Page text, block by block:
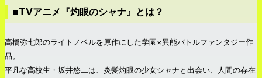
■TVアニメ『灼眼のシャナ』とは？
高橋弥七郎のライトノベルを原作にした学園×異能バトルファンタジー作
品。
平凡な高校生・坂井悠二は、炎髪灼眼の少女シャナと出会い、人間の存在